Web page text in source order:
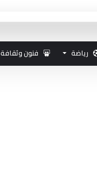
رياضة فنون وثقافة